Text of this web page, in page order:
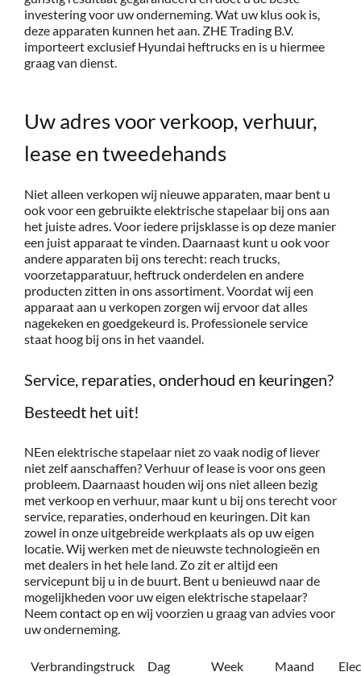
investering voor uw onderneming. Wat uw klus ook is,
deze apparaten kunnen het aan. ZHE Trading B.V.
importeert exclusief Hyundai heftrucks en is u hiermee
graag van dienst.
Uw adres voor verkoop, verhuur,
lease en tweedehands
Niet alleen verkopen wij nieuwe apparaten, maar bent u
ook voor een gebruikte elektrische stapelaar bij ons aan
het juiste adres. Voor iedere prijsklasse is op deze manier
een juist apparaat te vinden. Daarnaast kunt u ook voor
andere apparaten bij ons terecht: reach trucks,
voorzetapparatuur, heftruck onderdelen en andere
producten zitten in ons assortiment. Voordat wij een
apparaat aan u verkopen zorgen wij ervoor dat alles
nagekeken en goedgekeurd is. Professionele service
staat hoog bij ons in het vaandel.
Service, reparaties, onderhoud en keuringen?
Besteedt het uit!
NEen elektrische stapelaar niet zo vaak nodig of liever
niet zelf aanschaffen? Verhuur of lease is voor ons geen
probleem. Daarnaast houden wij ons niet alleen bezig
met verkoop en verhuur, maar kunt u bij ons terecht voor
service, reparaties, onderhoud en keuringen. Dit kan
zowel in onze uitgebreide werkplaats als op uw eigen
locatie. Wij werken met de nieuwste technologieën en
met dealers in het hele land. Zo zit er altijd een
servicepunt bij u in de buurt. Bent u benieuwd naar de
mogelijkheden voor uw eigen elektrische stapelaar?
Neemcontactop en wij voorzien u graag van advies voor
uw onderneming.
Verbrandingstruck Dag Week Maand